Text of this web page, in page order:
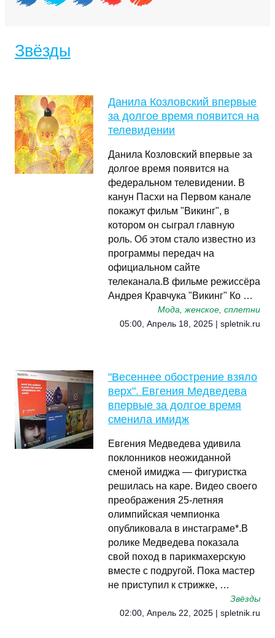
Звёзды
Данила Козловский впервые
за долгое время появится на
телевидении
Данила Козловский впервые за
долгое время появится на
федеральном телевидении. В
канун Пасхи на Первом канале
покажут фильм "Викинг", в
котором он сыграл главную
роль. Об этом стало известно из
программы передач на
официальном сайте
телеканала.В фильме режиссёра
Андрея Кравчука "Викинг" Ко …
Мода, женское, сплетни
05:00, Апрель 18, 2025 | spletnik.ru
"Весеннее обострение взяло
верх". Евгения Медведева
впервые за долгое время
сменила имидж
Евгения Медведева удивила
поклонников неожиданной
сменой имиджа — фигуристка
решилась на каре. Видео своего
преображения 25-летняя
олимпийская чемпионка
опубликовала в инстаграме*.В
ролике Медведева показала
свой поход в парикмахерскую
вместе с подругой. Пока мастер
не приступил к стрижке, …
Звёзды
02:00, Апрель 22, 2025 | spletnik.ru